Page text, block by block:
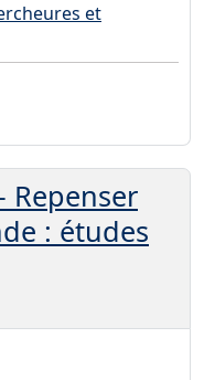
et
Repenser
: études